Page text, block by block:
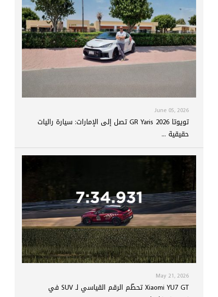
June 05, 2026
تويوتا GR Yaris 2026 تصل إلى الإمارات: سيارة راليات
حقيقية ...
May 21, 2026
Xiaomi YU7 GT تحطّم الرقم القياسي لـ SUV في